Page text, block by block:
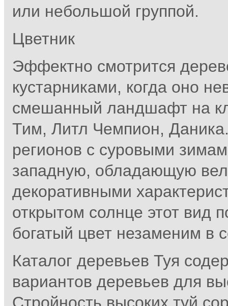
или небольшой группой.
Цветник
Эффектно смотрится
кустарниками, когда оно
смешанный ландшафт на
Тим, Литл Чемпион,
регионов с суровыми
западную, обладающую
декоративными
открытом солнце этот вид
богатый цвет незаменим в
Каталог деревьев Туя
вариантов деревьев для